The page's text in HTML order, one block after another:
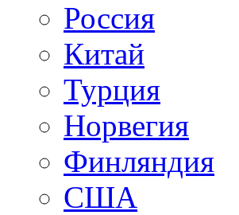
Россия
Китай
Турция
Норвегия
Финляндия
США